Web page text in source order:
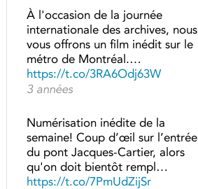
À l'occasion de la journée
internationale des archives, nous
vous offrons un film inédit sur le
métro de Montréal.…
https://t.co/3RA6Odj63W
3 années
Numérisation inédite de la
semaine! Coup d’œil sur l’entrée
du pont Jacques-Cartier, alors
qu'on doit bientôt rempl…
https://t.co/7PmUdZijSr